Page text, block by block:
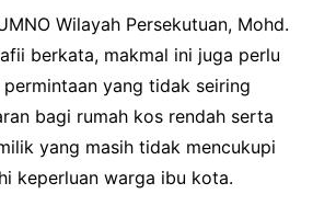
Wilayah Persekutuan, Mohd.
berkata, makmal ini juga perlu
yang tidak seiring
bagi rumah kos rendah serta
yang masih tidak mencukupi
keperluan warga ibu kota.